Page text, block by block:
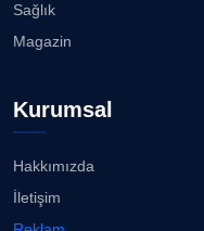
Sağlık
Magazin
Kurumsal
Hakkımızda
İletişim